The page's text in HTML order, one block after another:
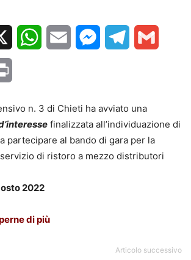
WhatsApp
Email MessengerTelegram
n. 3 di Chieti ha avviato una
finalizzata all’individuazione di
partecipare al bando di gara per la
di ristoro a mezzo distributori
2022
di più
Articolo successivo